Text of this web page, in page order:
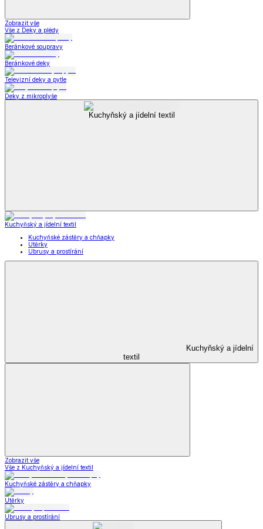
Zobrazit vše
Vše z Deky a plédy
Beránkové soupravy
Beránkové deky
Televizní deky a pytle
Deky z mikroplyše
Kuchyňský a jídelní textil
Kuchyňský a jídelní textil
Kuchyňské zástěry a chňapky
Utěrky
Ubrusy a prostírání
Kuchyňský a jídelní
textil
Zobrazit vše
Vše z Kuchyňský a jídelní textil
Kuchyňské zástěry a chňapky
Utěrky
Ubrusy a prostírání